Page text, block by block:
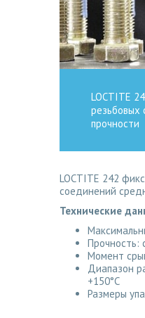
LOCTITE
резьбовых
прочности
LOCTITE 242
соединений
Технические
Прочность:
Момент
Диапазон
+150°C
Размеры